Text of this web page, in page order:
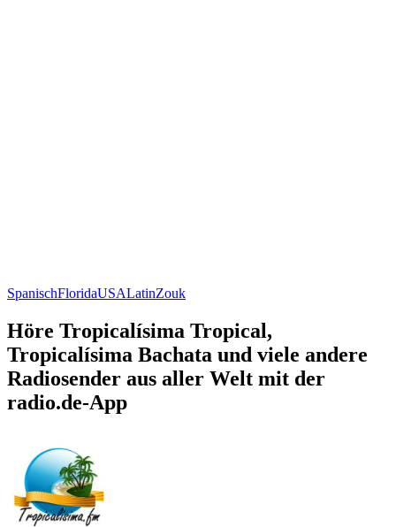
SpanischFloridaUSALatinZouk
Höre Tropicalísima Tropical,
Tropicalísima Bachata und viele andere
Radiosender aus aller Welt mit der
radio.de-App